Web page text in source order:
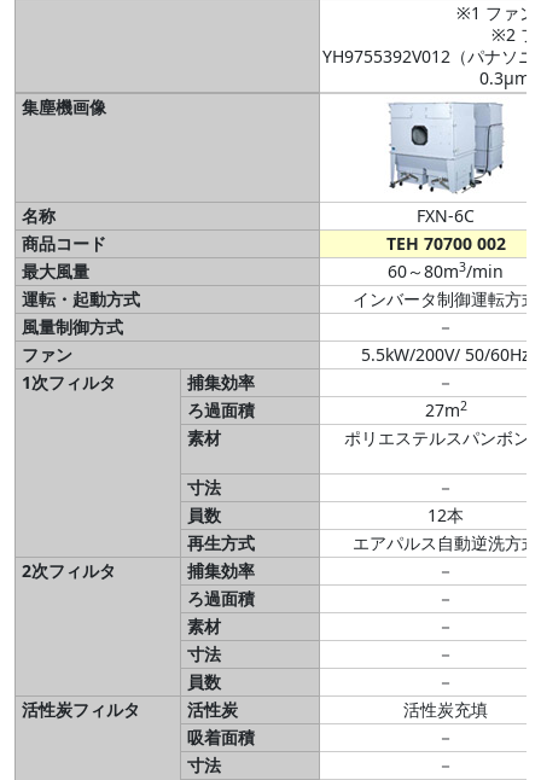
※1 ファン
※2 フ
YH9755392V012（パナソ
集塵機画像
名称
FXN-6C
商品コード
TEH 70700 002
最大風量
60～80m3/min
運転・起動方式
インバータ制御運転方式
風量制御方式
－
ファン
5.5kW/200V/ 50/60Hz
1次フィルタ
捕集効率
－
ろ過面積
27m2
素材 ポリエステルスパンボン
寸法
－
員数
12本
再生方式
エアパルス自動逆洗方式
2次フィルタ
捕集効率
－
ろ過面積
－
素材
－
寸法
－
員数
－
活性炭フィルタ
活性炭
活性炭充填
吸着面積
－
寸法
－